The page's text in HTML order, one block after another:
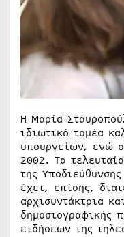
Η Μαρία
ιδιωτικό τομέα
υπουργείων, ενώ
2002. Τα
της
έχει, επίσης,
αρχισυντάκτρια
δημοσιογραφικής
ειδήσεων της